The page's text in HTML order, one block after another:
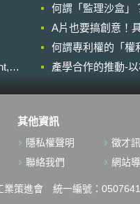
則，亦必須針對奈
性，評估粒徑之
品製劑安全性、療
國食品及藥物管理
日發布含有奈米
業指引，該指引
物開發原則、品
申請方式（
Application, ANDA）。
曾於2017年12月
案，在綜整各方意
以下新增指引裡常
何謂「監理沙盒」
A片也要搞創意！
何謂專利權的「權
產學合作的推動-
其他資訊
隱私權聲明
徵才
聯絡我們
網站
業策進會 統一編號：